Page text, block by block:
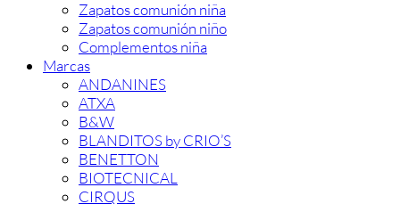
Zapatos comunión niña
Zapatos comunión niño
Complementos niña
Marcas
ANDANINES
ATXA
B&W
BLANDITOS by CRIO’S
BENETTON
BIOTECNICAL
CIRQUS